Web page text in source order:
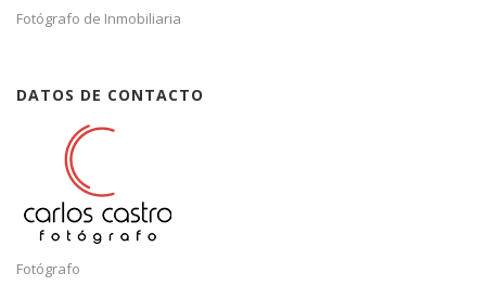
Fotógrafo de Inmobiliaria
DATOS DE CONTACTO
Fotógrafo